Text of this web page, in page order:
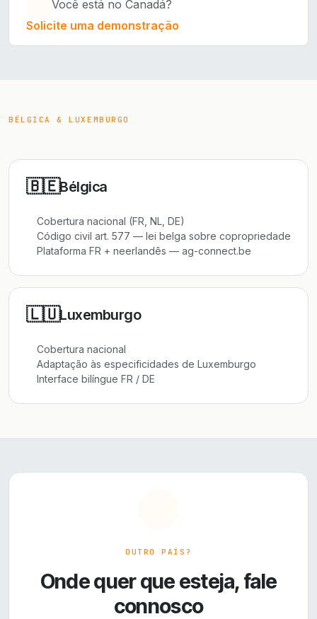
Você está no Canadá?
Solicite uma demonstração
BÉLGICA & LUXEMBURGO
🇧🇪Bélgica
Cobertura nacional (FR, NL, DE)
Código civil art. 577 — lei belga sobre copropriedade
Plataforma FR + neerlandês — ag-connect.be
🇱🇺Luxemburgo
Cobertura nacional
Adaptação às especificidades de Luxemburgo
Interface bilíngue FR / DE
OUTRO PAÍS?
Onde quer que esteja, fale
connosco